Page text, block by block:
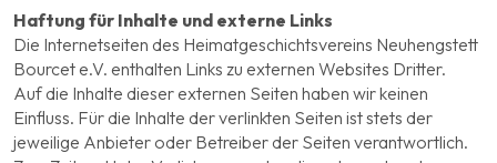
Haftung für Inhalte und externe Links
Die Internetseiten des Heimatgeschichtsvereins Neuhengstett
Bourcet e.V. enthalten Links zu externen Websites Dritter.
Auf die Inhalte dieser externen Seiten haben wir keinen
Einfluss. Für die Inhalte der verlinkten Seiten ist stets der
jeweilige Anbieter oder Betreiber der Seiten verantwortlich.